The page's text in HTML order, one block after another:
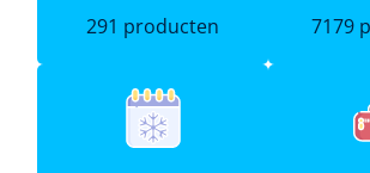
291 producten 7179